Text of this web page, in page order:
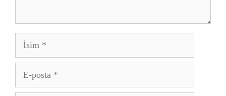
İsim
posta